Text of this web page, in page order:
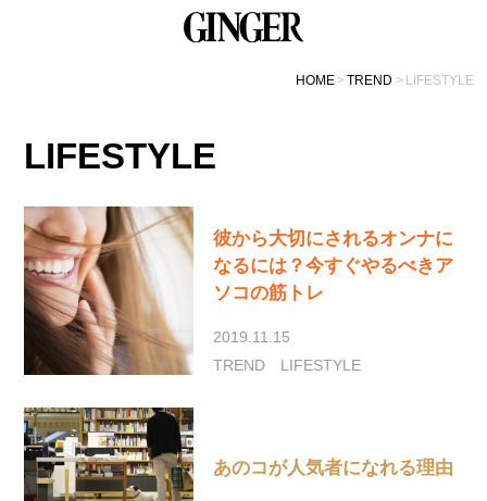
HOME TREND LIFESTYLE
LIFESTYLE
彼から大切にされるオンナに
なるには？今すぐやるべきア
ソコの筋トレ
2019.11.15
TREND
LIFESTYLE
あのコが人気者になれる理由